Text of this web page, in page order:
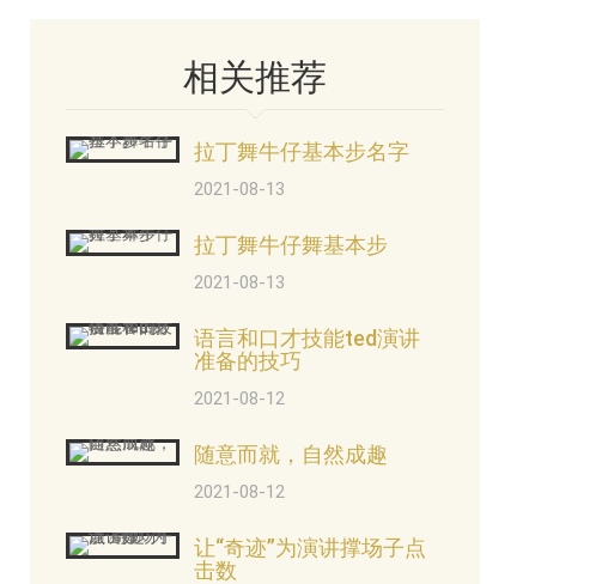
相关推荐
拉丁舞牛仔基本步名字
2021-08-13
拉丁舞牛仔舞基本步
2021-08-13
语言和口才技能ted演讲
准备的技巧
2021-08-12
随意而就，自然成趣
2021-08-12
让“奇迹”为演讲撑场子点
击数